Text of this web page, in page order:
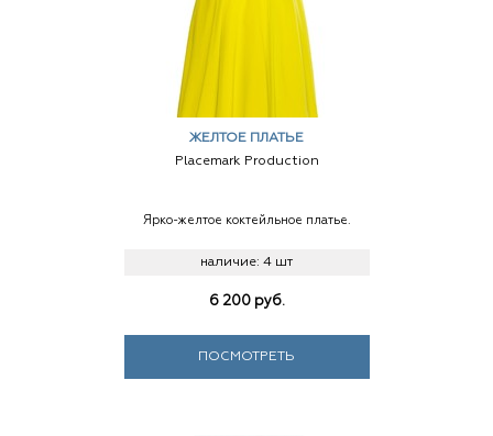
ЖЕЛТОЕ ПЛАТЬЕ
Placemark Production
Ярко-желтое коктейльное платье.
наличие: 4 шт
6 200 руб.
ПОСМОТРЕТЬ